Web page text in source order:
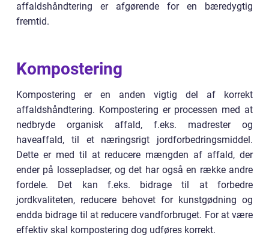
affaldshåndtering er afgørende for en bæredygtig
fremtid.
Kompostering
Kompostering er en anden vigtig del af korrekt
affaldshåndtering. Kompostering er processen med at
nedbryde organisk affald, f.eks. madrester og
haveaffald, til et næringsrigt jordforbedringsmiddel.
Dette er med til at reducere mængden af affald, der
ender på lossepladser, og det har også en række andre
fordele. Det kan f.eks. bidrage til at forbedre
jordkvaliteten, reducere behovet for kunstgødning og
endda bidrage til at reducere vandforbruget. For at være
effektiv skal kompostering dog udføres korrekt.